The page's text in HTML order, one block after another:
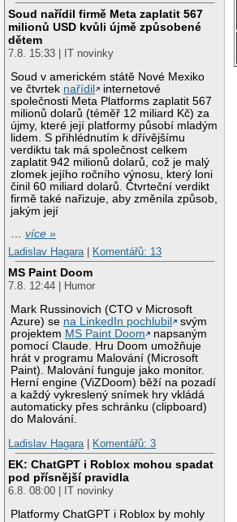
Soud nařídil firmě Meta zaplatit 567
milionů USD kvůli újmě způsobené
dětem
7.8. 15:33 | IT novinky
Soud v americkém státě Nové Mexiko
ve čtvrtek nařídil
internetové
společnosti Meta Platforms zaplatit 567
milionů dolarů (téměř 12 miliard Kč) za
újmy, které její platformy působí mladým
lidem. S přihlédnutím k dřívějšímu
verdiktu tak má společnost celkem
zaplatit 942 milionů dolarů, což je malý
zlomek jejího ročního výnosu, který loni
činil 60 miliard dolarů. Čtvrteční verdikt
firmě také nařizuje, aby změnila způsob,
jakým její
…více »
Ladislav Hagara
Komentářů: 13
MS Paint Doom
7.8. 12:44 | Humor
Mark Russinovich (CTO v Microsoft
Azure) se na LinkedIn pochlubil
svým
projektem MS Paint Doom
napsaným
pomocí Claude. Hru Doom umožňuje
hrát v programu Malování (Microsoft
Paint). Malování funguje jako monitor.
Herní engine (ViZDoom) běží na pozadí
a každý vykreslený snímek hry vkládá
automaticky přes schránku (clipboard)
do Malování.
Ladislav Hagara
Komentářů: 3
EK: ChatGPT i Roblox mohou spadat
pod přísnější pravidla
6.8. 08:00 | IT novinky
Platformy ChatGPT i Roblox by mohly